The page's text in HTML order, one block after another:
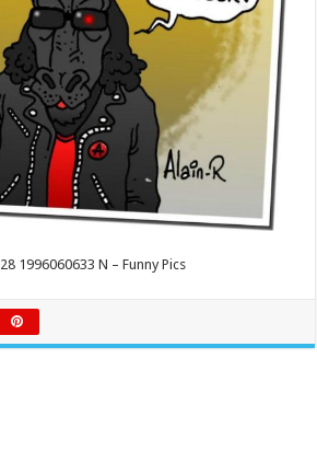
1996060633 N – Funny Pics